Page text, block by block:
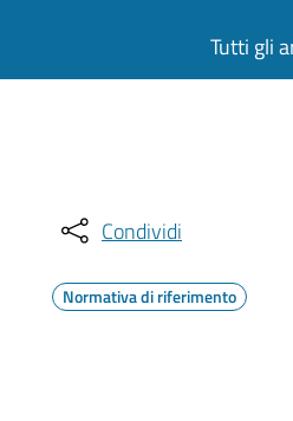
Tutti gli
Condividi
Normativa di riferimento